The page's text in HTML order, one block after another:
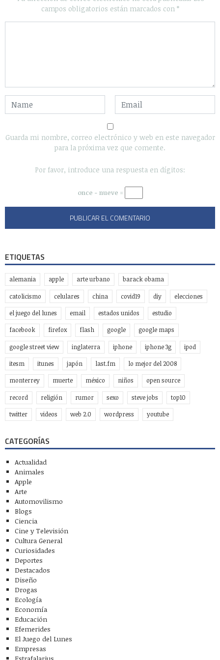
campos obligatorios están marcados con *
Guarda mi nombre, correo electrónico y web en este navegador
para la próxima vez que comente.
Por favor, introduce una respuesta en dígitos:
once − nueve =
ETIQUETAS
alemania apple arte urbano barack obama
catolicismo celulares china covid19 diy elecciones
el juego del lunes email estados unidos estudio
facebook firefox flash google google maps
google street view inglaterra iphone iphone 3g ipod
itesm itunes japón last.fm lo mejor del 2008
monterrey muerte méxico niños open source
record religión rumor sexo steve jobs top10
twitter videos web 2.0 wordpress youtube
CATEGORÍAS
Actualidad
Animales
Apple
Arte
Automovilismo
Blogs
Ciencia
Cine y Televisión
Cultura General
Curiosidades
Deportes
Destacados
Diseño
Drogas
Ecología
Economía
Educación
Efemerides
El Juego del Lunes
Empresas